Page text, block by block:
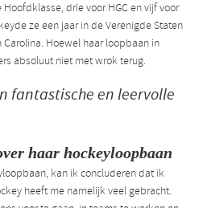
drie voor HGC en vijf voor
ze een jaar in de Verenigde Staten
Hoewel haar loopbaan in
absoluut niet met wrok terug.
fantastische en leervolle
haar hockeyloopbaan
kan ik concluderen dat ik
heeft me namelijk veel gebracht.